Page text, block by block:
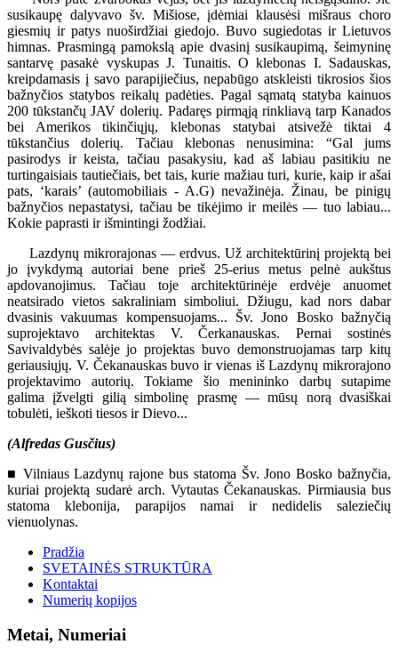
susikaupę dalyvavo šv. Mišiose, įdėmiai klausėsi mišraus choro
giesmių ir patys nuoširdžiai giedojo. Buvo sugiedotas ir Lietuvos
himnas. Prasmingą pamokslą apie dvasinį susikaupimą, šeimyninę
santarvę pasakė vyskupas J. Tunaitis. O klebonas I. Sadauskas,
kreipdamasis į savo parapijiečius, nepabūgo atskleisti tikrosios šios
bažnyčios statybos reikalų padėties. Pagal sąmatą statyba kainuos
200 tūkstančų JAV dolerių. Padaręs pirmąją rinkliavą tarp Kanados
bei Amerikos tikinčiųjų, klebonas statybai atsivežė tiktai 4
tūkstančius dolerių. Tačiau klebonas nenusimina: “Gal jums
pasirodys ir keista, tačiau pasakysiu, kad aš labiau pasitikiu ne
turtingaisiais tautiečiais, bet tais, kurie mažiau turi, kurie, kaip ir ašai
pats, ‘karais’ (automobiliais - A.G) nevažinėja. Žinau, be pinigų
bažnyčios nepastatysi, tačiau be tikėjimo ir meilės — tuo labiau...
Kokie paprasti ir išmintingi žodžiai.
Lazdynų mikrorajonas — erdvus. Už architektūrinį projektą bei
jo įvykdymą autoriai bene prieš 25-erius metus pelnė aukštus
apdovanojimus. Tačiau toje architektūrinėje erdvėje anuomet
neatsirado vietos sakraliniam simboliui. Džiugu, kad nors dabar
dvasinis vakuumas kompensuojams... Šv. Jono Bosko bažnyčią
suprojektavo architektas V. Čerkanauskas. Pernai sostinės
Savivaldybės salėje jo projektas buvo demonstruojamas tarp kitų
geriausiųjų. V. Čekanauskas buvo ir vienas iš Lazdynų mikrorajono
projektavimo autorių. Tokiame šio menininko darbų sutapime
galima įžvelgti gilią simbolinę prasmę — mūsų norą dvasiškai
tobulėti, ieškoti tiesos ir Dievo...
(Alfredas Gusčius)
■ Vilniaus Lazdynų rajone bus statoma Šv. Jono Bosko bažnyčia,
kuriai projektą sudarė arch. Vytautas Čekanauskas. Pirmiausia bus
statoma klebonija, parapijos namai ir nedidelis saleziečių
vienuolynas.
Pradžia
SVETAINĖS STRUKTŪRA
Kontaktai
Numerių kopijos
Metai, Numeriai